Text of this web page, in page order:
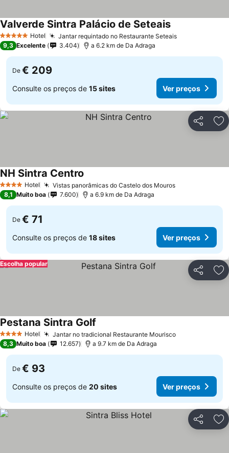
5 Estrelas Hotel Jantar requintado no Restaurante Seteais
Valverde Sintra Palácio de Seteais
9,3 Excelente 3.404 a 6.2 km de Da Adraga
De € 209
Consulte os preços de 15 sites Ver preços
Partilhar
4 EstrelasHotel Vistas panorâmicas do Castelo dos Mouros
NH Sintra Centro
8,1 Muito boa 7.600 a 6.9 km de Da Adraga
De € 71
Consulte os preços de 18 sites Ver preços
Partilhar
Escolha popular
4 EstrelasHotel Jantar no tradicional Restaurante Mourisco
Pestana Sintra Golf
8,3 Muito boa 12.657 a 9.7 km de Da Adraga
De € 93
Consulte os preços de 20 sites Ver preços
Partilhar